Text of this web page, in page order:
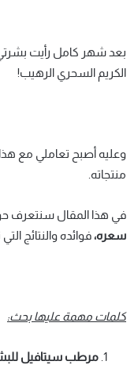
بعد شهر كامل رأيت
الكريم السحري الرهيب!
وعليه أصبح تعاملي مع
منتجاته.
في هذا المقال سنتعرف
سعره،فوائده والنتائج
كلمات مهمة عليها بحث:
مرطب سيتافيل